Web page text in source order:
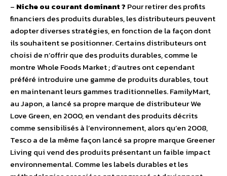
– Niche ou courant dominant ? Pour retirer des profits
financiers des produits durables, les distributeurs peuvent
adopter diverses stratégies, en fonction de la façon dont
ils souhaitent se positionner. Certains distributeurs ont
choisi de n’offrir que des produits durables, comme le
montre Whole Foods Market ; d’autres ont cependant
préféré introduire une gamme de produits durables, tout
en maintenant leurs gammes traditionnelles. FamilyMart,
au Japon, a lancé sa propre marque de distributeur We
Love Green, en 2000, en vendant des produits décrits
comme sensibilisés à l’environnement, alors qu’en 2008,
Tesco a de la même façon lancé sa propre marque Greener
Living qui vend des produits présentant un faible impact
environnemental. Comme les labels durables et les